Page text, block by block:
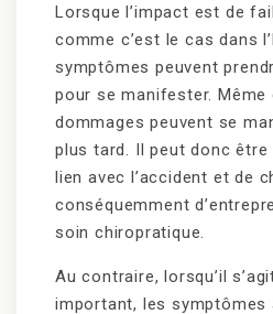
Lorsque l’impact est de
comme c’est le cas dans
symptômes peuvent
pour se manifester. Même
dommages peuvent se
plus tard. Il peut donc
lien avec l’accident et de
conséquemment
soin chiropratique.
Au contraire, lorsqu’il
important, les symptômes